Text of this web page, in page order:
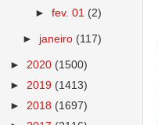
►fev. 01 (2)
► janeiro (117)
► 2020 (1500)
► 2019 (1413)
► 2018 (1697)